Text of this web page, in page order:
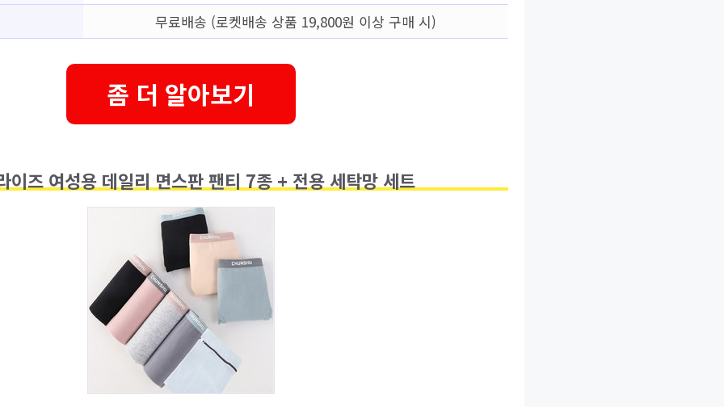
무료배송 (로켓배송 상품 19,800원 이상 구매 시)
좀 더 알아보기
이즈 여성용 데일리 면스판 팬티 7종 + 전용 세탁망 세트